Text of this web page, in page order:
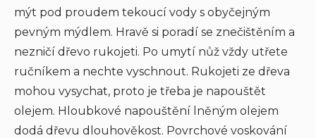
mýt pod proudem tekoucí vody s obyčejným
pevným mýdlem. Hravě si poradí se znečištěním a
nezničí dřevo rukojeti. Po umytí nůž vždy utřete
ručníkem a nechte vyschnout. Rukojeti ze dřeva
mohou vysychat, proto je třeba je napouštět
olejem. Hloubkové napouštění lněným olejem
dodá dřevu dlouhověkost. Povrchové voskování